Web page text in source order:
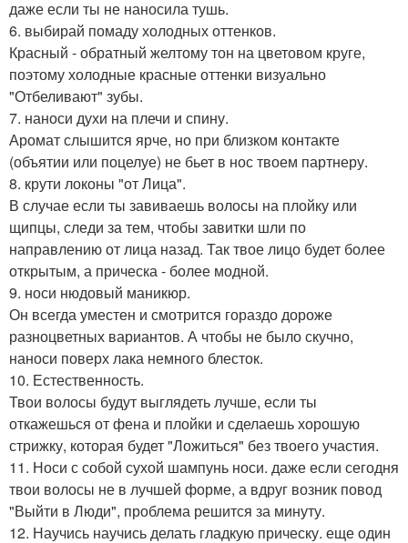
даже если ты не наносила тушь.
6. выбирай помаду холодных оттенков.
Красный - обратный желтому тон на цветовом круге,
поэтому холодные красные оттенки визуально
"Отбеливают" зубы.
7. наноси духи на плечи и спину.
Аромат слышится ярче, но при близком контакте
(объятии или поцелуе) не бьет в нос твоем партнеру.
8. крути локоны "от Лица".
В случае если ты завиваешь волосы на плойку или
щипцы, следи за тем, чтобы завитки шли по
направлению от лица назад. Так твое лицо будет более
открытым, а прическа - более модной.
9. носи нюдовый маникюр.
Он всегда уместен и смотрится гораздо дороже
разноцветных вариантов. А чтобы не было скучно,
наноси поверх лака немного блесток.
10. Естественность.
Твои волосы будут выглядеть лучше, если ты
откажешься от фена и плойки и сделаешь хорошую
стрижку, которая будет "Ложиться" без твоего участия.
11. Носи с собой сухой шампунь носи. даже если сегодня
твои волосы не в лучшей форме, а вдруг возник повод
"Выйти в Люди", проблема решится за минуту.
12. Научись научись делать гладкую прическу. еще один